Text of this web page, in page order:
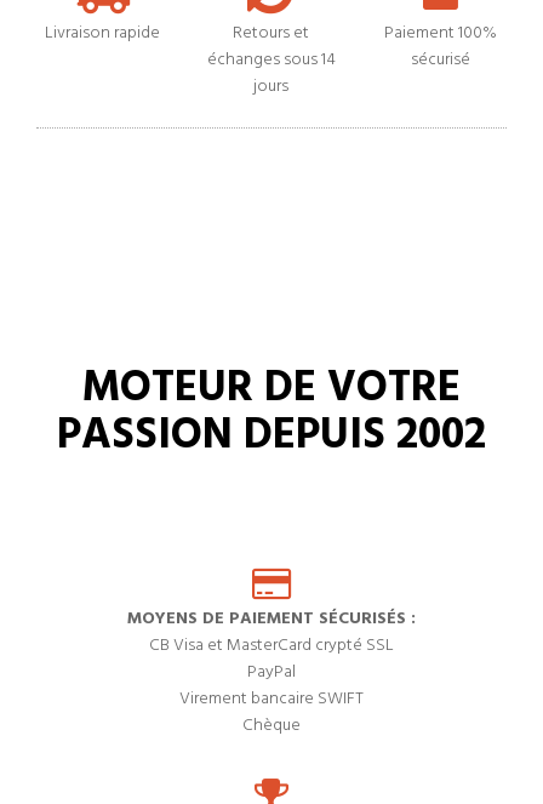
Livraison rapide
Retours et
échanges sous 14
jours
Paiement 100%
sécurisé
MOTEUR DE VOTRE
PASSION DEPUIS 2002
MOYENS DE PAIEMENT SÉCURISÉS :
CB Visa et MasterCard crypté SSL
PayPal
Virement bancaire SWIFT
Chèque